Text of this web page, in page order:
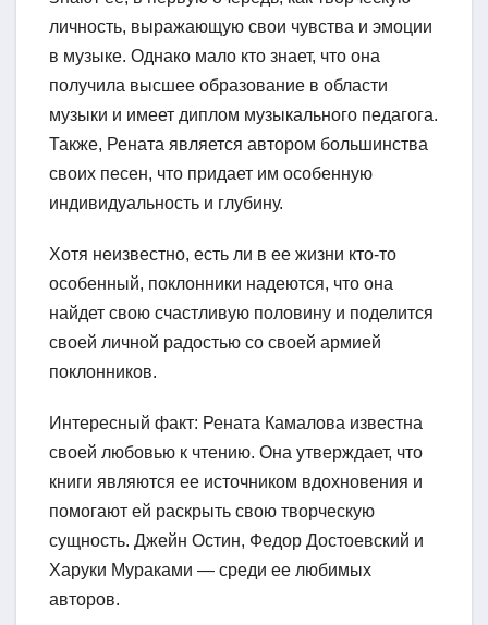
личность, выражающую свои чувства и эмоции
в музыке. Однако мало кто знает, что она
получила высшее образование в области
музыки и имеет диплом музыкального педагога.
Также, Рената является автором большинства
своих песен, что придает им особенную
индивидуальность и глубину.
Хотя неизвестно, есть ли в ее жизни кто-то
особенный, поклонники надеются, что она
найдет свою счастливую половину и поделится
своей личной радостью со своей армией
поклонников.
Интересный факт: Рената Камалова известна
своей любовью к чтению. Она утверждает, что
книги являются ее источником вдохновения и
помогают ей раскрыть свою творческую
сущность. Джейн Остин, Федор Достоевский и
Харуки Мураками — среди ее любимых
авторов.